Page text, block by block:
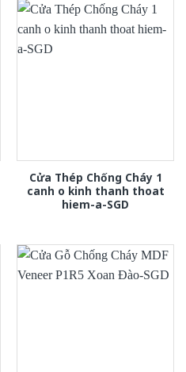
Cửa Thép Chống Cháy 1
canh o kinh thanh thoat
hiem-a-SGD